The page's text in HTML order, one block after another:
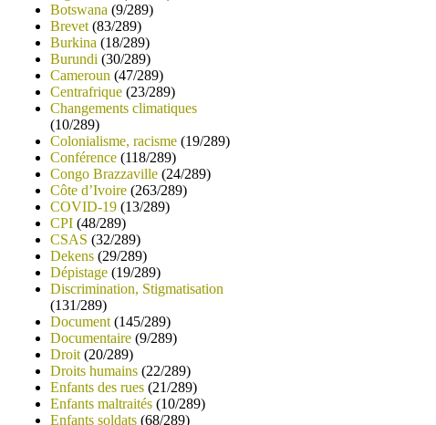
Botswana (9/289)
Brevet (83/289)
Burkina (18/289)
Burundi (30/289)
Cameroun (47/289)
Centrafrique (23/289)
Changements climatiques
(10/289)
Colonialisme, racisme (19/289)
Conférence (118/289)
Congo Brazzaville (24/289)
Côte d’Ivoire (263/289)
COVID-19 (13/289)
CPI (48/289)
CSAS (32/289)
Dekens (29/289)
Dépistage (19/289)
Discrimination, Stigmatisation
(131/289)
Document (145/289)
Documentaire (9/289)
Droit (20/289)
Droits humains (22/289)
Enfants des rues (21/289)
Enfants maltraités (10/289)
Enfants soldats (68/289)